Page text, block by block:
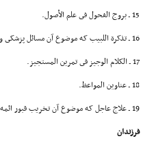
15 ـ بروج الفحول فى علم الأصول.
16 ـ تذکرة اللبیب که موضوع آن مسائل پزشکى و بهداشتى است.
17 ـ الکلام الوجیز فى تمرین المستجیز.
18 ـ عناوین المواعظ.
19 ـ علاج عاجل که موضوع آن تخریب قبور ائمه بقیع(علیهم السلام) توسط وهّابیّون و وظایف مسلمین در برابر آن ها است.
فرزندان